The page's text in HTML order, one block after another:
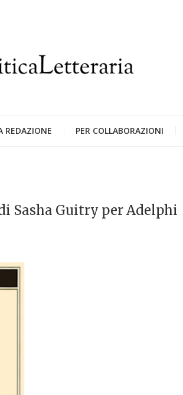
REDAZIONE PER COLLABORAZIONI
Sasha Guitry per Adelphi